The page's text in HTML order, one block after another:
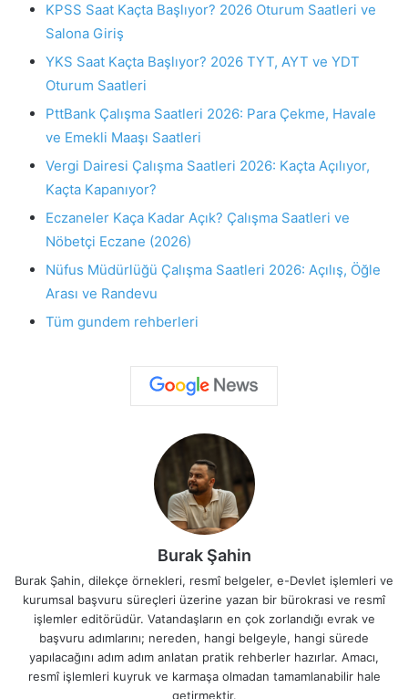
KPSS Saat Kaçta Başlıyor? 2026 Oturum Saatleri ve
Salona Giriş
YKS Saat Kaçta Başlıyor? 2026 TYT, AYT ve YDT
Oturum Saatleri
PttBank Çalışma Saatleri 2026: Para Çekme, Havale
ve Emekli Maaşı Saatleri
Vergi Dairesi Çalışma Saatleri 2026: Kaçta Açılıyor,
Kaçta Kapanıyor?
Eczaneler Kaça Kadar Açık? Çalışma Saatleri ve
Nöbetçi Eczane (2026)
Nüfus Müdürlüğü Çalışma Saatleri 2026: Açılış, Öğle
Arası ve Randevu
Tüm gundem rehberleri
Burak Şahin
Burak Şahin, dilekçe örnekleri, resmî belgeler, e-Devlet işlemleri ve
kurumsal başvuru süreçleri üzerine yazan bir bürokrasi ve resmî
işlemler editörüdür. Vatandaşların en çok zorlandığı evrak ve
başvuru adımlarını; nereden, hangi belgeyle, hangi sürede
yapılacağını adım adım anlatan pratik rehberler hazırlar. Amacı,
resmî işlemleri kuyruk ve karmaşa olmadan tamamlanabilir hale
getirmektir.